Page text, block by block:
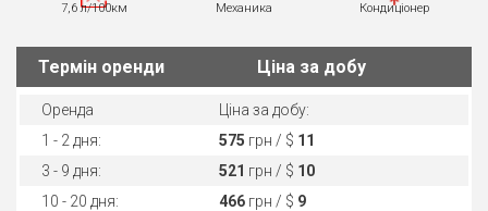
7,6 л/100км Механика Кондиціонер
Термін оренди Ціна за добу
Оренда
Ціна за добу:
1 - 2 дня:
575 грн / $ 11
3 - 9 дня:
521 грн / $ 10
10 - 20 дня:
466 грн / $ 9